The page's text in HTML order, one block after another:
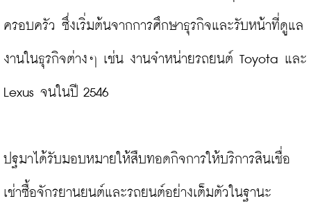
ครอบครัว ซึ่งเริ่มต้นจากการศึกษาธุรกิจและรับหน้าที่ดูแล
งานในธุรกิจต่างๆ เช่น งานจำหน่ายรถยนต์ Toyota และ
Lexus จนในปี 2546
ปฐมาได้รับมอบหมายให้สืบทอดกิจการให้บริการสินเชื่อ
เช่าซื้อจักรยานยนต์และรถยนต์อย่างเต็มตัวในฐานะ